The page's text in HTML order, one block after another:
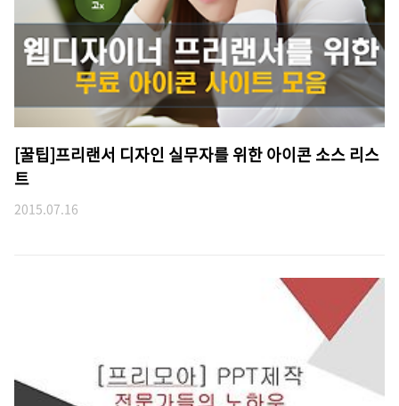
[꿀팁]프리랜서 디자인 실무자를 위한 아이콘 소스 리스
트
2015.07.16